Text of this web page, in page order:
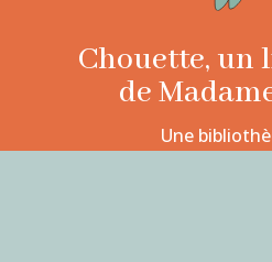
Chouette, un
de
Une